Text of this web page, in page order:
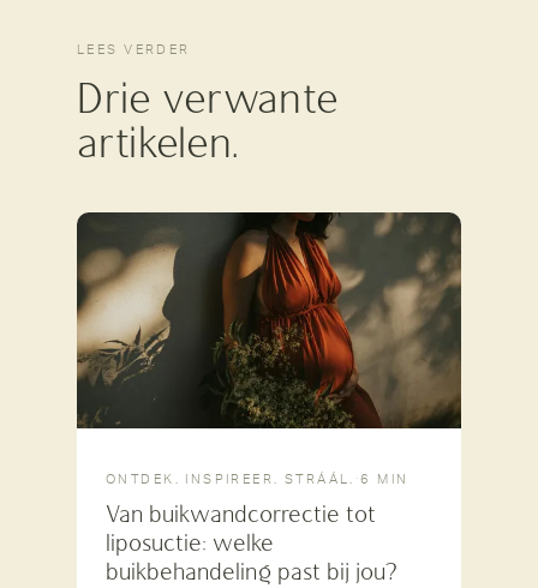
LEES VERDER
Drie verwante
artikelen.
ONTDEK. INSPIREER. STRÁÁL. ·6 MIN
Van buikwandcorrectie tot
liposuctie: welke
buikbehandeling past bij jou?